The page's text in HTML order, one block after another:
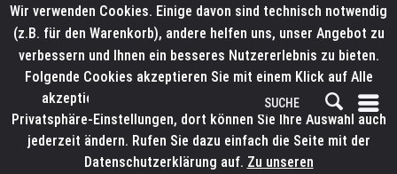
Wir verwenden Cookies. Einige davon sind technisch notwendig
(z.B. für den Warenkorb), andere helfen uns, unser Angebot zu
verbessern und Ihnen ein besseres Nutzererlebnis zu bieten.
Folgende Cookies akzeptieren Sie mit einem Klick auf Alle
akzeptieren. Weitere Informationen finden Sie in den
Privatsphäre-Einstellungen, dort können Sie Ihre Auswahl auch
jederzeit ändern. Rufen Sie dazu einfach die Seite mit der
Datenschutzerklärung auf. Zu unseren